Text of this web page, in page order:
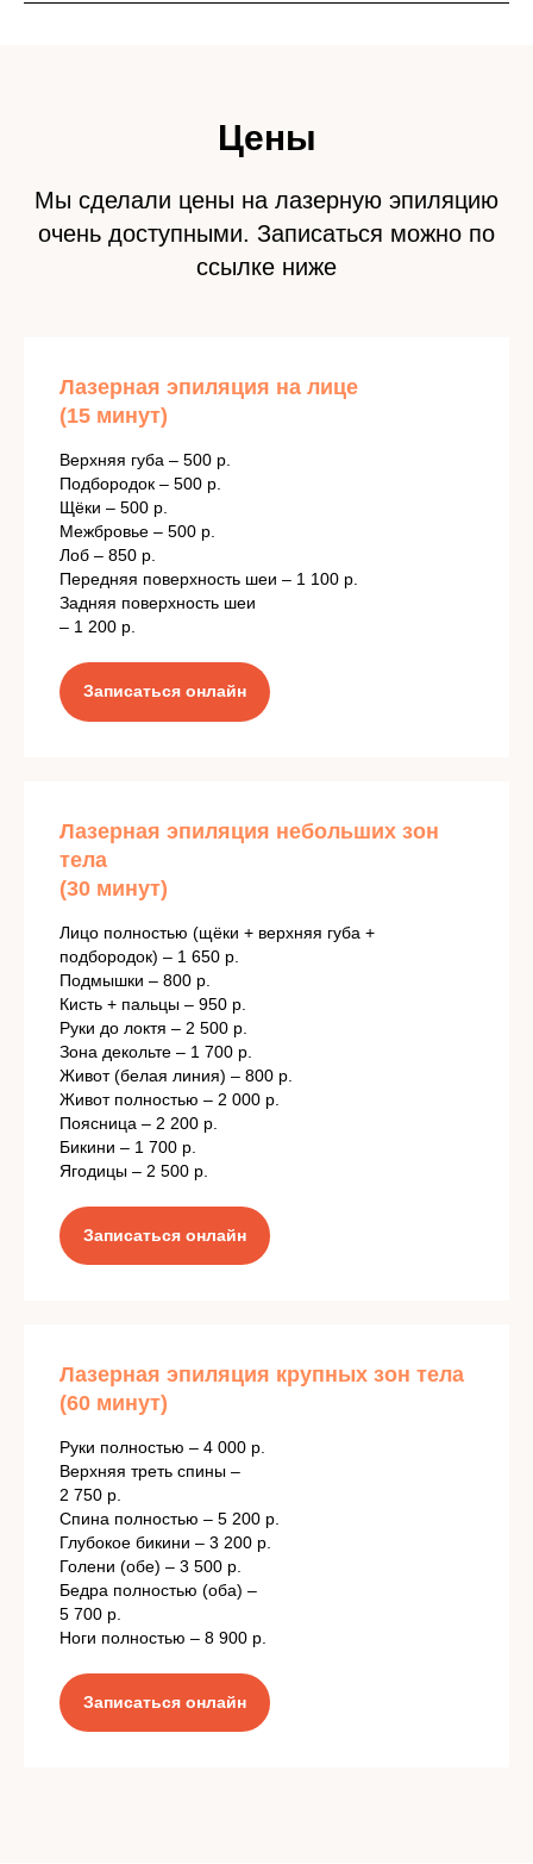
Цены
Мы сделали цены на лазерную эпиляцию
очень доступными. Записаться можно по
ссылке ниже
Лазерная эпиляция на лице
(15 минут)
Верхняя губа – 500 р.
Подбородок – 500 р.
Щёки – 500 р.
Межбровье – 500 р.
Лоб – 850 р.
Передняя поверхность шеи – 1 100 р.
Задняя поверхность шеи
– 1 200 р.
Записаться онлайн
Лазерная эпиляция небольших зон
тела
(30 минут)
Лицо полностью (щёки + верхняя губа +
подбородок) – 1 650 р.
Подмышки – 800 р.
Кисть + пальцы – 950 р.
Руки до локтя – 2 500 р.
Зона декольте – 1 700 р.
Живот (белая линия) – 800 р.
Живот полностью – 2 000 р.
Поясница – 2 200 р.
Бикини – 1 700 р.
Ягодицы – 2 500 р.
Записаться онлайн
Лазерная эпиляция крупных зон тела
(60 минут)
Руки полностью – 4 000 р.
Верхняя треть спины –
2 750 р.
Спина полностью – 5 200 р.
Глубокое бикини – 3 200 р.
Голени (обе) – 3 500 р.
Бедра полностью (оба) –
5 700 р.
Ноги полностью – 8 900 р.
Записаться онлайн